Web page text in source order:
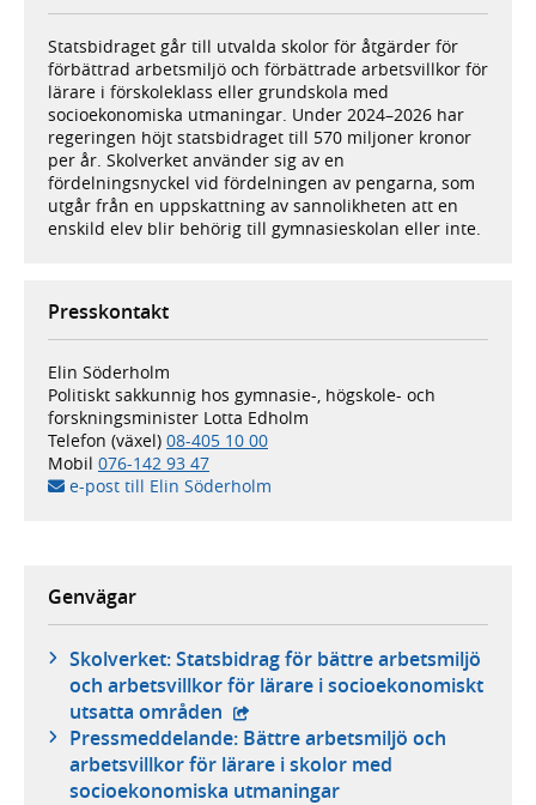
Statsbidraget går till utvalda skolor för åtgärder för
förbättrad arbetsmiljö och förbättrade arbetsvillkor för
lärare i förskoleklass eller grundskola med
socioekonomiska utmaningar. Under 2024–2026 har
regeringen höjt statsbidraget till 570 miljoner kronor
per år. Skolverket använder sig av en
fördelningsnyckel vid fördelningen av pengarna, som
utgår från en uppskattning av sannolikheten att en
enskild elev blir behörig till gymnasieskolan eller inte.
Presskontakt
Elin Söderholm
Politiskt sakkunnig hos gymnasie-, högskole- och
forskningsminister Lotta Edholm
Telefon (växel) 08-405 10 00
Mobil 076-142 93 47
e-post till Elin Söderholm
Genvägar
Skolverket: Statsbidrag för bättre arbetsmiljö
och arbetsvillkor för lärare i socioekonomiskt
utsatta områden - extern webbplats,
Pressmeddelande: Bättre arbetsmiljö och
arbetsvillkor för lärare i skolor med
socioekonomiska utmaningar